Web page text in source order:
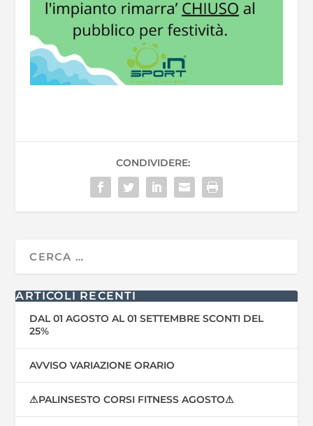
CONDIVIDERE:
ARTICOLI RECENTI
DAL 01 AGOSTO AL 01 SETTEMBRE SCONTI DEL
25%
AVVISO VARIAZIONE ORARIO
⚠PALINSESTO CORSI FITNESS AGOSTO⚠